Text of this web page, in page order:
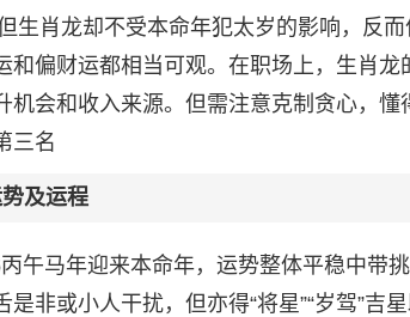
生肖龙却不受本命年犯太岁的影响，反
和偏财运都相当可观。在职场上，生肖龙
会和收入来源。但需注意克制贪心，懂
三名
及运程
午马年迎来本命年，运势整体平稳中带挑
非或小人干扰，但亦得“将星”“岁驾”吉